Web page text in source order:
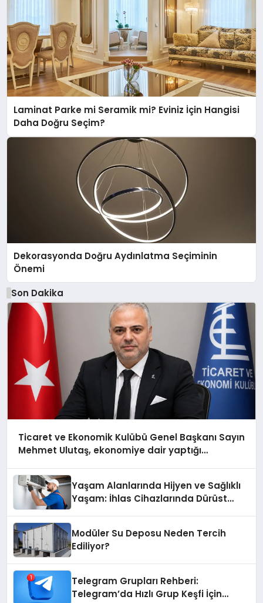
Laminat Parke mi Seramik mi? Eviniz İçin Hangisi
Daha Doğru Seçim?
Dekorasyonda Doğru Aydınlatma Seçiminin
Önemi
Son Dakika
Ticaret ve Ekonomik Kulübü Genel Başkanı Sayın
Mehmet Ulutaş, ekonomiye dair yaptığı
Yaşam Alanlarında Hijyen ve Sağlıklı
Yaşam: İhlas Cihazlarında Dürüst
Modüler Su Deposu Neden Tercih
Ediliyor?
Telegram Grupları Rehberi:
Telegram’da Hızlı Grup Keşfi İçin